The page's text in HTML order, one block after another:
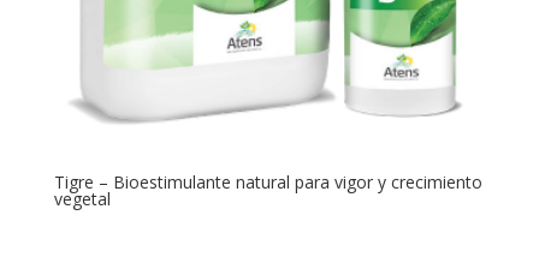
Tigre – Bioestimulante natural para vigor y crecimiento
vegetal